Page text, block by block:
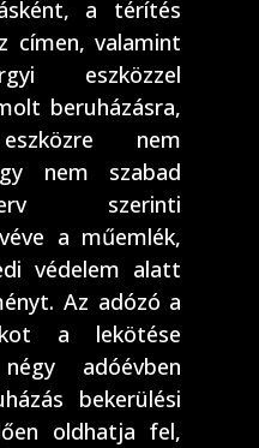
a térítés
címen, valamint
eszközzel
beruházásra,
nem
nem szabad
szerinti
a műemlék,
védelem alatt
Az adózó a
a lekötése
adóévben
bekerülési
oldhatja fel,